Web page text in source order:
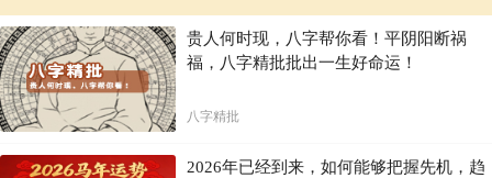
贵人何时现，八字帮你看！平阴阳断祸
福，八字精批批出一生好命运！
八字精批
2026年已经到来，如何能够把握先机，趋